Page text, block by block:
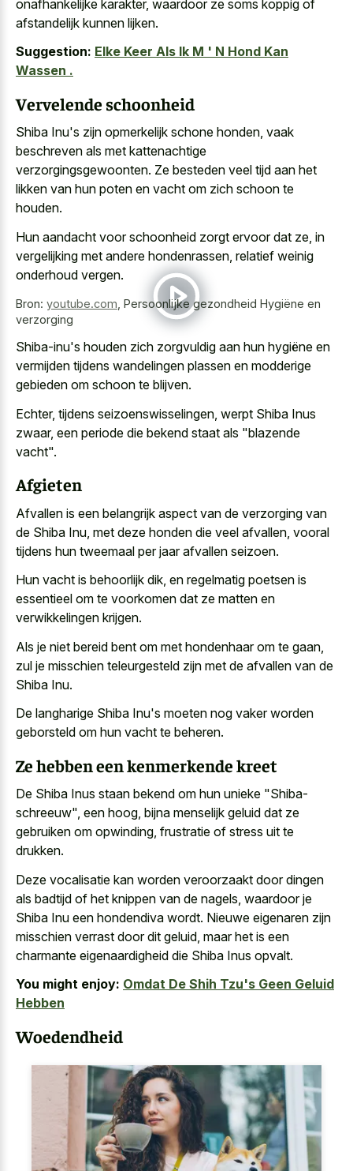
onafhankelijke karakter, waardoor ze soms koppig of
afstandelijk kunnen lijken.
Suggestion: Elke Keer Als Ik M ' N Hond Kan
Wassen .
Vervelende schoonheid
Shiba Inu's zijn opmerkelijk schone honden, vaak
beschreven als met kattenachtige
verzorgingsgewoonten. Ze besteden veel tijd aan het
likken van hun poten en vacht om zich schoon te
houden.
Hun aandacht voor schoonheid zorgt ervoor dat ze, in
vergelijking met andere hondenrassen, relatief weinig
onderhoud vergen.
Bron: youtube.com Persoonlijke gezondheid Hygiëne en
verzorging
Shiba-inu's houden zich zorgvuldig aan hun hygiëne en
vermijden tijdens wandelingen plassen en modderige
gebieden om schoon te blijven.
Echter, tijdens seizoenswisselingen, werpt Shiba Inus
zwaar, een periode die bekend staat als "blazende
vacht".
Afgieten
Afvallen is een belangrijk aspect van de verzorging van
de Shiba Inu, met deze honden die veel afvallen , vooral
tijdens hun tweemaal per jaar afvallen seizoen.
Hun vacht is behoorlijk dik, en regelmatig poetsen is
essentieel om te voorkomen dat ze matten en
verwikkelingen krijgen.
Als je niet bereid bent om met hondenhaar om te gaan,
zul je misschien teleurgesteld zijn met de afvallen van de
Shiba Inu.
De langharige Shiba Inu's moeten nog vaker worden
geborsteld om hun vacht te beheren.
Ze hebben een kenmerkende kreet
De Shiba Inus staan bekend om hun unieke "Shiba-
schreeuw", een hoog, bijna menselijk geluid dat ze
gebruiken om opwinding, frustratie of stress uit te
drukken.
Deze vocalisatie kan worden veroorzaakt door dingen
als badtijd of het knippen van de nagels, waardoor je
Shiba Inu een hondendiva wordt. Nieuwe eigenaren zijn
misschien verrast door dit geluid, maar het is een
charmante eigenaardigheid die Shiba Inus opvalt.
You might enjoy: Omdat De Shih Tzu's Geen Geluid
Hebben
Woedendheid